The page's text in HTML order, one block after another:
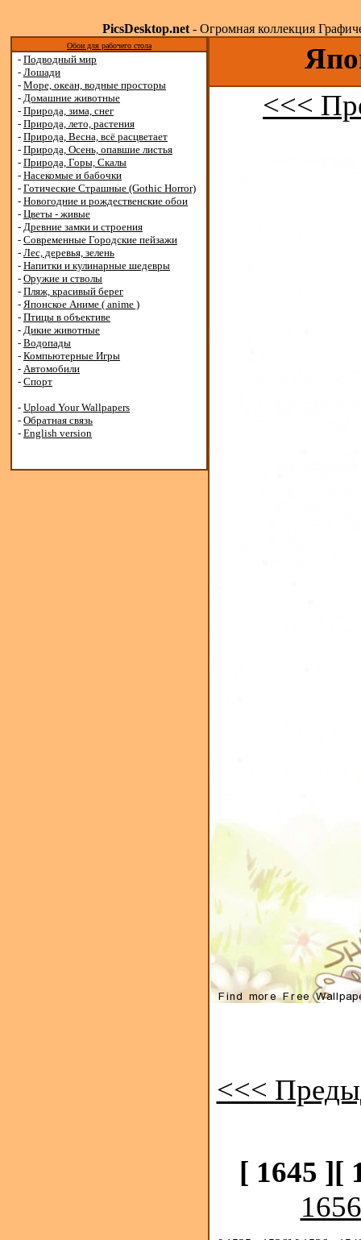
PicsDesktop.net- Огромная коллекция
Обои для рабочего стола
- Подводный мир
- Лошади
- Море, океан, водные просторы
- Домашние животные
- Природа, зима, снег
- Природа, лето, растения
- Природа, Весна, всё расцветает
- Природа, Осень, опавшие листья
- Природа, Горы, Скалы
- Насекомые и бабочки
- Готические Страшные (Gothic Horror)
- Новогодние и рождественские обои
- Цветы - живые
- Древние замки и строения
- Современные Городские пейзажи
- Лес, деревья, зелень
- Напитки и кулинарные шедевры
- Оружие и стволы
- Пляж, красивый берег
- Японское Аниме ( anime )
- Птицы в объективе
- Дикие животные
- Водопады
- Компьютерные Игры
- Автомобили
- Спорт
- Upload Your Wallpapers
- Обратная связь
- English version
<<<
<<<
[ 1645 ][